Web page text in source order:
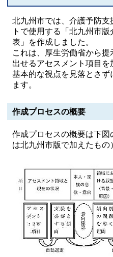
北九州市では、介護予防
トで使用する「北九州市
表」を作成しました。
これは、厚生労働省から
出せるアセスメント項目
基本的な視点を見落とさ
ます。
作成プロセスの概要
作成プロセスの概要は下
は北九州市版で加えたもの